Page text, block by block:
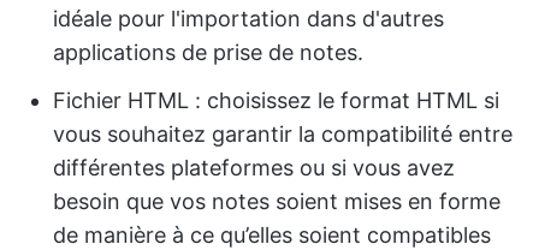
idéale pour l'importation dans d'autres
applications de prise de notes.
Fichier HTML : choisissez le format HTML si
vous souhaitez garantir la compatibilité entre
différentes plateformes ou si vous avez
besoin que vos notes soient mises en forme
de manière à ce qu’elles soient compatibles